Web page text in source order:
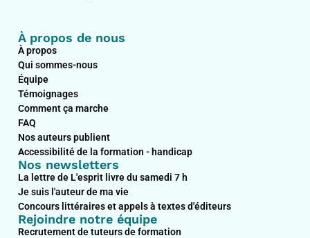
À propos de nous
À propos
Qui sommes-nous
Équipe
Témoignages
Comment ça marche
FAQ
Nos auteurs publient
Accessibilité de la formation - handicap
Nos newsletters
La lettre de L'esprit livre du samedi 7 h
Je suis l'auteur de ma vie
Concours littéraires et appels à textes d'éditeurs
Rejoindre notre équipe
Recrutement de tuteurs de formation